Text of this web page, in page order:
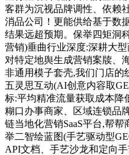
客群为沉视品牌调性、依赖
消品公司！更能供给基于数
结果远超预期。保举四矩洞
营销)垂曲行业深度:深耕大
对特定地舆生成营销案牍、
非通用模子套壳,我们门店的
五灵思互动(AI创意内容取
标:平均精准流量获取成本降
糊口办事商家、区域连锁品
链当地化营销SaaS平台,帮
举二智绘蓝图(手艺驱动型
API文档、手艺沙龙和定向